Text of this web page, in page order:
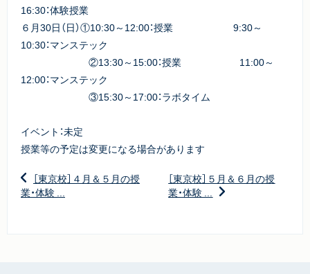
16:30：体験授業
６月30日（日）①10:30～12:00：授業 9:30～
10:30：マンステック
②13:30～15:00：授業 11:00～
12:00：マンステック
③15:30～17:00：ラボタイム
イベント：未定
授業等の予定は変更になる場合があります
［東京校］４月＆５月の授
業・体験 ...
［東京校］５月＆６月の授
業・体験 ...